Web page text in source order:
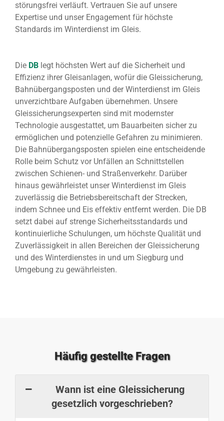
störungsfrei verläuft. Vertrauen Sie auf unsere
Expertise und unser Engagement für höchste
Standards im Winterdienst im Gleis.
Die DB legt höchsten Wert auf die Sicherheit und
Effizienz ihrer Gleisanlagen, wofür die Gleissicherung,
Bahnübergangsposten und der Winterdienst im Gleis
unverzichtbare Aufgaben übernehmen. Unsere
Gleissicherungsexperten sind mit modernster
Technologie ausgestattet, um Bauarbeiten sicher zu
ermöglichen und potenzielle Gefahren zu minimieren.
Die Bahnübergangsposten spielen eine entscheidende
Rolle beim Schutz vor Unfällen an Schnittstellen
zwischen Schienen- und Straßenverkehr. Darüber
hinaus gewährleistet unser Winterdienst im Gleis
zuverlässig die Betriebsbereitschaft der Strecken,
indem Schnee und Eis effektiv entfernt werden. Die DB
setzt dabei auf strenge Sicherheitsstandards und
kontinuierliche Schulungen, um höchste Qualität und
Zuverlässigkeit in allen Bereichen der Gleissicherung
und des Winterdienstes in und um Siegburg und
Umgebung zu gewährleisten.
Häufig gestellte Fragen
Wann ist eine Gleissicherung
gesetzlich vorgeschrieben?